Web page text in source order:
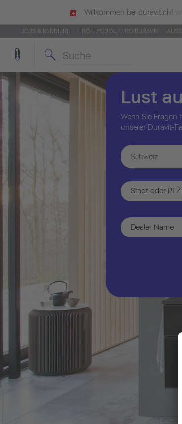
Willkommen bei duravit.ch!
JOBS & KARRIERE PROFI PORTAL: PRO.DURAVIT
Lust
Wenn Sie Fragen
unserer Duravit-
Schweiz